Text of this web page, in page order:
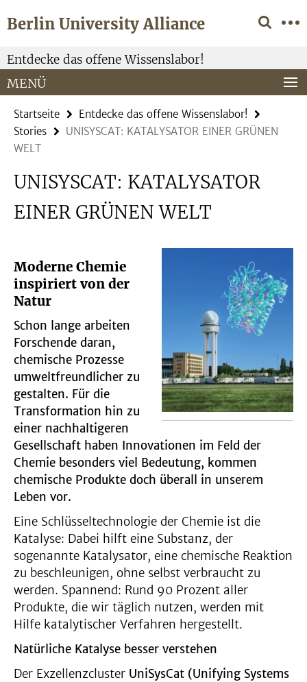
direkt
Inhalt
Berlin University Alliance
Service-
Navigation
Entdecke das offene Wissenslabor!
MENÜ
Startseite
Entdecke das offene Wissenslabor!
Stories
UNISYSCAT: KATALYSATOR EINER GRÜNEN
WELT
UNISYSCAT: KATALYSATOR
EINER GRÜNEN WELT
Moderne Chemie
inspiriert von der
Natur
Schon lange arbeiten
Forschende daran,
chemische Prozesse
umweltfreundlicher zu
gestalten. Für die
Transformation hin zu
einer nachhaltigeren
Gesellschaft haben Innovationen im Feld der
Chemie besonders viel Bedeutung, kommen
chemische Produkte doch überall in unserem
Leben vor.
Eine Schlüsseltechnologie der Chemie ist die
Katalyse: Dabei hilft eine Substanz, der
sogenannte Katalysator, eine chemische Reaktion
zu beschleunigen, ohne selbst verbraucht zu
werden. Spannend: Rund 90 Prozent aller
Produkte, die wir täglich nutzen, werden mit
Hilfe katalytischer Verfahren hergestellt.
Natürliche Katalyse besser verstehen
Der Exzellenzcluster UniSysCat (Unifying Systems